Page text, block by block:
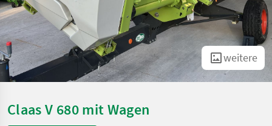
weitere
Claas V 680 mit Wagen